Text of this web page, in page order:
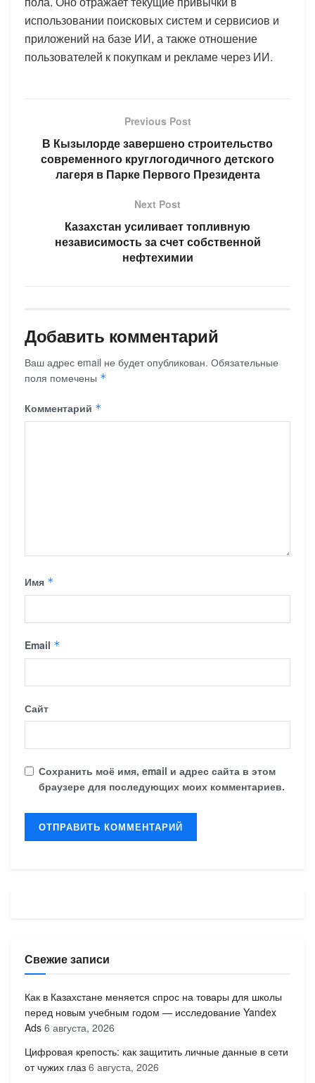
использовании поисковых систем и сервисиов и
приложений на базе ИИ, а также отношение
пользователей к покупкам и рекламе через ИИ.
Previous Post
В Кызылорде завершено строительство
современного круглогодичного детского
лагеря в Парке Первого Президента
Next Post
Казахстан усиливает топливную
независимость за счет собственной
нефтехимии
Добавить комментарий
Ваш адрес email не будет опубликован. Обязательные
поля помечены *
Комментарий *
Имя *
Email *
Сайт
Сохранить моё имя, email и адрес сайта в этом
браузере для последующих моих комментариев.
Свежие записи
Как в Казахстане меняется спрос на товары для школы
перед новым учебным годом — исследование Yandex
Ads 6 августа, 2026
Цифровая крепость: как защитить личные данные в сети
от чужих глаз 6 августа, 2026